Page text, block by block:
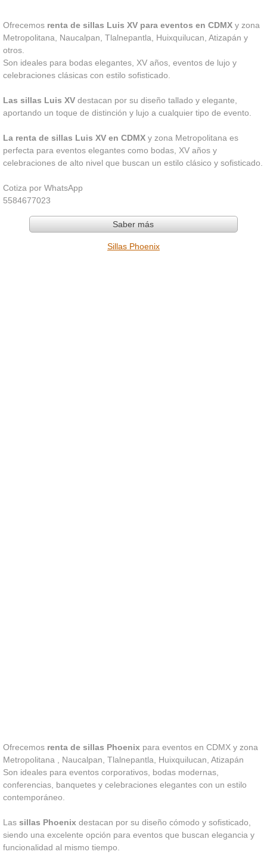
Ofrecemos renta de sillas Luis XV para eventos en CDMX y zona
Metropolitana, Naucalpan, Tlalnepantla, Huixquilucan, Atizapán y
otros.
Son ideales para bodas elegantes, XV años, eventos de lujo y
celebraciones clásicas con estilo sofisticado.
Las sillas Luis XV destacan por su diseño tallado y elegante,
aportando un toque de distinción y lujo a cualquier tipo de evento.
La renta de sillas Luis XV en CDMX y zona Metropolitana es
perfecta para eventos elegantes como bodas, XV años y
celebraciones de alto nivel que buscan un estilo clásico y sofisticado.
Cotiza por WhatsApp
5584677023
Saber más
Sillas Phoenix
Ofrecemos renta de sillas Phoenix para eventos en CDMX y zona
Metropolitana , Naucalpan, Tlalnepantla, Huixquilucan, Atizapán
Son ideales para eventos corporativos, bodas modernas,
conferencias, banquetes y celebraciones elegantes con un estilo
contemporáneo.
Las sillas Phoenix destacan por su diseño cómodo y sofisticado,
siendo una excelente opción para eventos que buscan elegancia y
funcionalidad al mismo tiempo.